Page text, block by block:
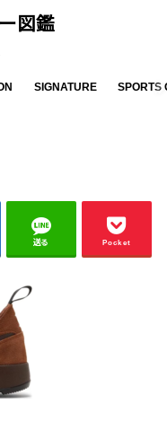
図鑑
SIGNATURE SPORTS
送る Pocket